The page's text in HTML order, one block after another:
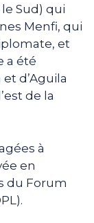
Sud) qui
Menfi, qui
et
a été
d’Aguila
de la
à
en
du Forum